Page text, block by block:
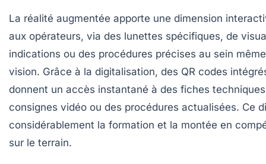
La réalité augmentée apporte une dimension
aux opérateurs, via des lunettes spécifiques, de
indications ou des procédures précises au sein
vision. Grâce à la digitalisation, des QR codes
donnent un accès instantané à des fiches
consignes vidéo ou des procédures actualisées. Ce
considérablement la formation et la montée en
sur le terrain.